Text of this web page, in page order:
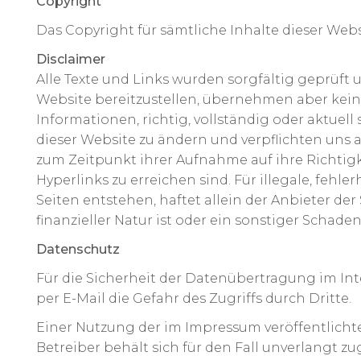
Das Copyright für sämtliche Inhalte dieser
Disclaimer
Alle Texte und Links wurden sorgfältig
Website bereitzustellen, übernehmen aber
Informationen, richtig, vollständig oder aktuell
dieser Website zu ändern und verpflichten
zum Zeitpunkt ihrer Aufnahme auf ihre
Hyperlinks zu erreichen sind. Für illegale,
Seiten entstehen, haftet allein der Anbieter
finanzieller Natur ist oder ein sonstiger
Datenschutz
Für die Sicherheit der Datenübertragung im
per E-Mail die Gefahr des Zugriffs durch Dritte.
Einer Nutzung der im Impressum
Betreiber behält sich für den Fall unverlangt